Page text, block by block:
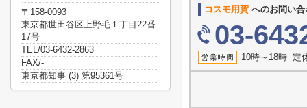
コスモ用賀 へのお問い
03-
10時～18時 定
〒158-0093
東京都世田谷区上野毛１丁目22番
17号
TEL/03-6432-2863
FAX/-
東京都知事 (3) 第95361号